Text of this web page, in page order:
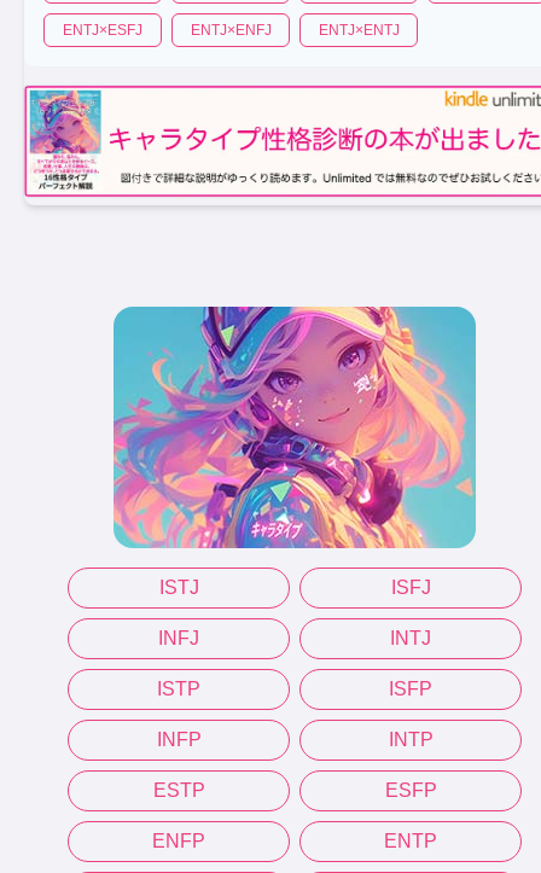
ISTJ ISFJ
INFJ INTJ
ISTP ISFP
INFP INTP
ESTP ESFP
ENFP ENTP
ENTJ× ESFJ ENTJ× ENFJ ENTJ× ENTJ